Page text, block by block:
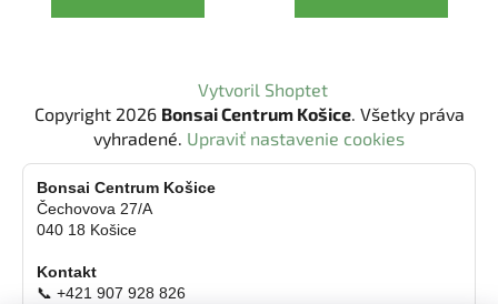
Vytvoril Shoptet
Copyright 2026 Bonsai Centrum Košice. Všetky práva
vyhradené. Upraviť nastavenie cookies
Bonsai Centrum Košice
Čechovova 27/A
040 18 Košice
Kontakt
📞 +421 907 928 826